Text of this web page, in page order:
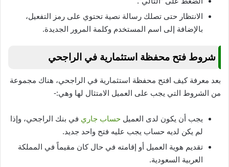
الانتظار حتى تصلك رسالة نصية تحتوي على رمز التفعيل،
بالإضافة إلى اسم المستخدم وكلمة المرور الجديدة.
شروط فتح محفظة استثمارية في الراجحي
بعد معرفة كيف افتح محفظة استثمارية في الراجحي، هناك مجموعة
من الشروط التي يجب على العميل الامتثال لها وهي:-
يجب أن يكون لدى العميل حساب جاري في بنك الراجحي، وإذا
لم يكن لديه حساب يجب عليه فتح واحد جديد.
تقديم هوية العميل أو إقامته في حال كان مقيماً في المملكة
العربية السعودية.